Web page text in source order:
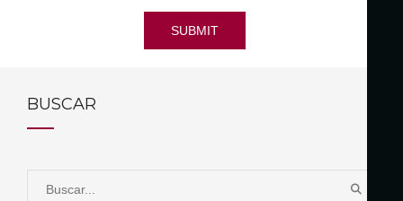
SUBMIT
BUSCAR